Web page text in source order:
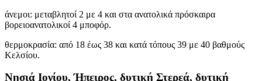
άνεμοι: μεταβλητοί 2 με 4 και στα ανατολικά πρόσκαιρα
βορειοανατολικοί 4 μποφόρ.
θερμοκρασία: από 18 έως 38 και κατά τόπους 39 με 40 βαθμούς
Κελσίου.
Νησιά Ιονίου, Ήπειρος, δυτική Στερεά, δυτική